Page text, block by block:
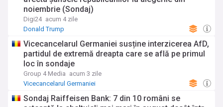
noiembrie (Sondaj)
Digi24 acum 4 zile
Donald Trump
Vicecancelarul Germaniei susține interzicerea AfD,
partidul de extremă dreapta care se află pe primul
loc în sondaje
Group 4 Media acum 3 zile
Vicecancelarul Germaniei
Sondaj Raiffeisen Bank: 7 din 10 români se